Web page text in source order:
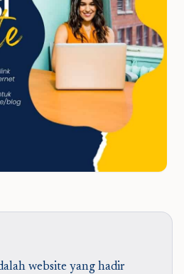
website yang hadir